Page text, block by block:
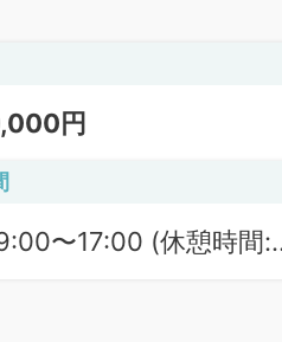
円
〜17:00 (休憩時間: